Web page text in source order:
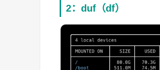
2：duf（df）